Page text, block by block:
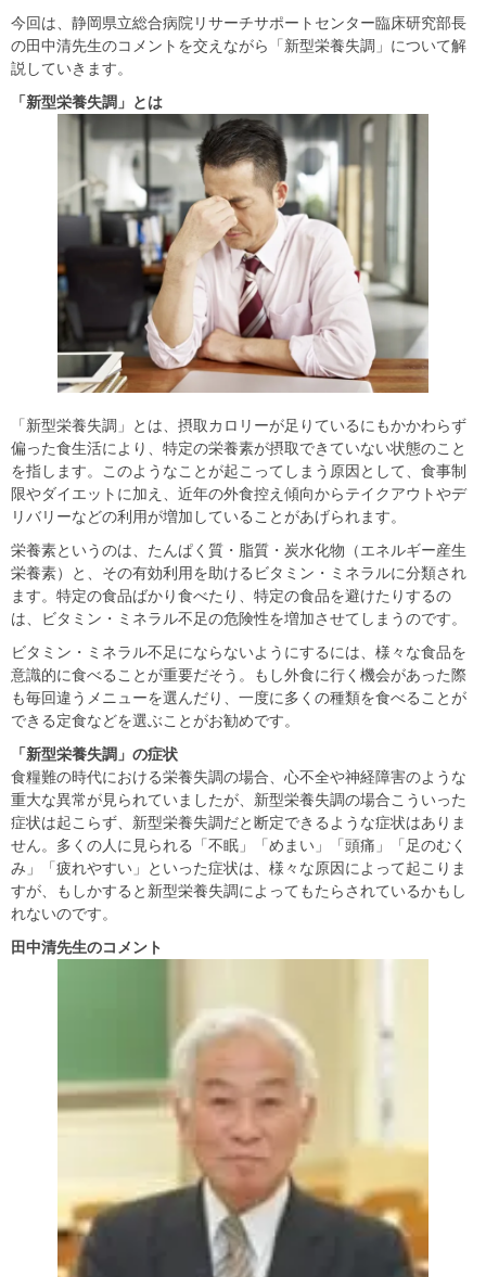
今回は、静岡県立総合病院リサーチサポートセンター臨床研究部長
の田中清先生のコメントを交えながら「新型栄養失調」について解
説していきます。
「新型栄養失調」とは
「新型栄養失調」とは、摂取カロリーが足りているにもかかわらず
偏った食生活により、特定の栄養素が摂取できていない状態のこと
を指します。このようなことが起こってしまう原因として、食事制
限やダイエットに加え、近年の外食控え傾向からテイクアウトやデ
リバリーなどの利用が増加していることがあげられます。
栄養素というのは、たんぱく質・脂質・炭水化物（エネルギー産生
栄養素）と、その有効利用を助けるビタミン・ミネラルに分類され
ます。特定の食品ばかり食べたり、特定の食品を避けたりするの
は、ビタミン・ミネラル不足の危険性を増加させてしまうのです。
ビタミン・ミネラル不足にならないようにするには、様々な食品を
意識的に食べることが重要だそう。もし外食に行く機会があった際
も毎回違うメニューを選んだり、一度に多くの種類を食べることが
できる定食などを選ぶことがお勧めです。
「新型栄養失調」の症状
食糧難の時代における栄養失調の場合、心不全や神経障害のような
重大な異常が見られていましたが、新型栄養失調の場合こういった
症状は起こらず、新型栄養失調だと断定できるような症状はありま
せん。多くの人に見られる「不眠」「めまい」「頭痛」「足のむく
み」「疲れやすい」といった症状は、様々な原因によって起こりま
すが、もしかすると新型栄養失調によってもたらされているかもし
れないのです。
田中清先生のコメント